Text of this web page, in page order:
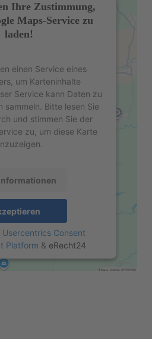
Ihre Zustimmung,
Maps-Service zu
laden!
einen Service eines
um Karteninhalte
Service kann Daten zu
sammeln. Bitte lesen Sie
und stimmen Sie der
zu, um diese Karte
Usercentrics Consent
Platform & eRecht24